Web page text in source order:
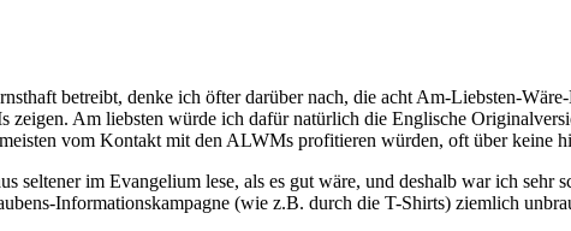
betreibt, denke ich öfter darüber nach, die acht Am-Liebsten-
zeigen. Am liebsten würde ich dafür natürlich die Englische
vom Kontakt mit den ALWMs profitieren würden, oft über keine
seltener im Evangelium lese, als es gut wäre, und deshalb war ich
Informationskampagne (wie z.B. durch die T-Shirts) ziemlich